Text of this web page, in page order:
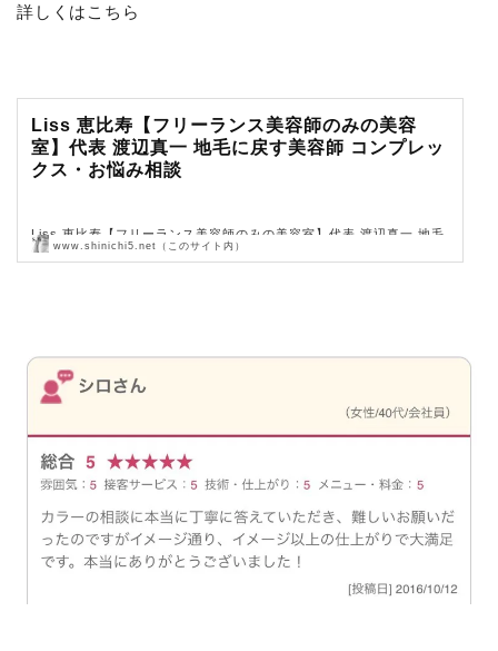
詳しくはこちら
Liss 恵比寿【フリーランス美容師のみの美容
室】代表 渡辺真一 地毛に戻す美容師 コンプレッ
クス・お悩み相談
Liss 恵比寿【フリーランス美容師のみの美容室】代表 渡辺真一 地毛
に戻す美容師 コンプレックス・お悩み相談
www.shinichi5.net（このサイト内）